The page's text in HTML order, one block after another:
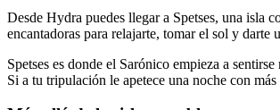
Desde Hydra puedes llegar a Spetses, una isla
encantadoras para relajarte, tomar el sol y darte
Spetses es donde el Sarónico empieza a
Si a tu tripulación le apetece una noche con